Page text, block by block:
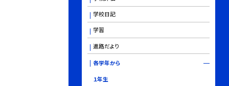
学校日記
学習
進路だより
各学年から
１年生